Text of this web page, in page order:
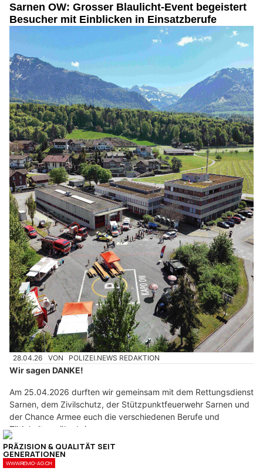
Sarnen OW: Grosser Blaulicht-Event begeistert
Besucher mit Einblicken in Einsatzberufe
28.04.26 VON POLIZEI.NEWS REDAKTION
Wir sagen DANKE!
Am 25.04.2026 durften wir gemeinsam mit dem Rettungsdienst
Sarnen, dem Zivilschutz, der Stützpunktfeuerwehr Sarnen und
der Chance Armee euch die verschiedenen Berufe und
Tätigkeiten näherbringen.
Weiterlesen